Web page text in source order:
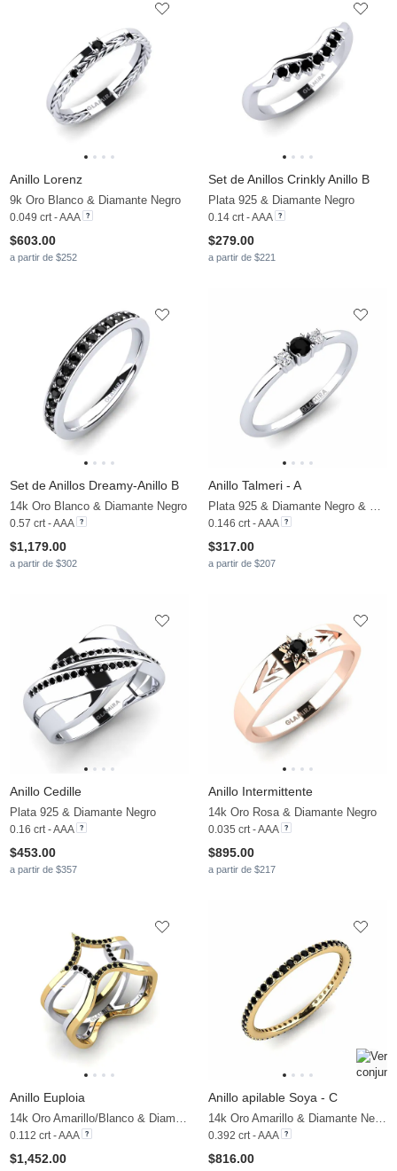
Anillo Lorenz
9k Oro Blanco & Diamante Negro
0.049 crt - AAA
$603.00
a partir de $252
Set de Anillos Crinkly Anillo B
Plata 925 & Diamante Negro
0.14 crt - AAA
$279.00
a partir de $221
Set de Anillos Dreamy-Anillo B
14k Oro Blanco & Diamante Negro
0.57 crt - AAA
$1,179.00
a partir de $302
Anillo Talmeri - A
Plata 925 & Diamante Negro & Diamante
0.146 crt - AAA
$317.00
a partir de $207
Anillo Cedille
Plata 925 & Diamante Negro
0.16 crt - AAA
$453.00
a partir de $357
Anillo Intermittente
14k Oro Rosa & Diamante Negro
0.035 crt - AAA
$895.00
a partir de $217
Anillo Euploia
14k Oro Amarillo/Blanco & Diamante Negro
0.112 crt - AAA
$1,452.00
Anillo apilable Soya - C
14k Oro Amarillo & Diamante Negro
0.392 crt - AAA
$816.00